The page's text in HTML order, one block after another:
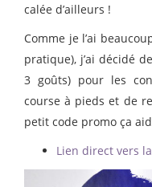
calée d’ailleurs !
Comme je l’ai
pratique), j’ai décidé
3 goûts) pour les
course à pieds et de
petit code promo ça
Lien direct vers